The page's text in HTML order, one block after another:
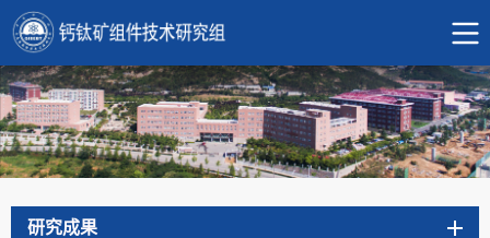
研究成果